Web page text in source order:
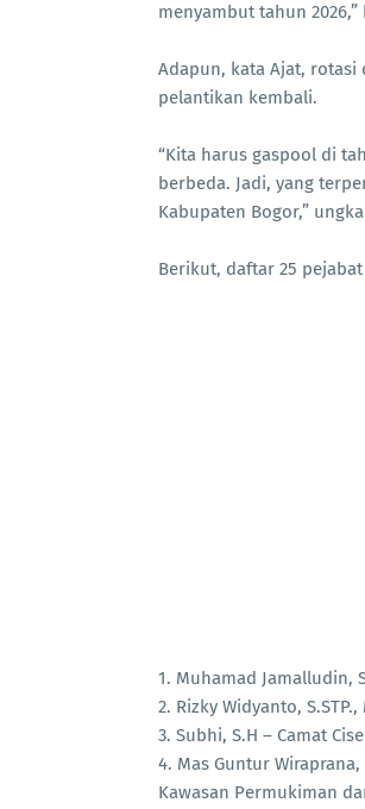
menyambut tahun 2026,”
Adapun, kata Ajat,
pelantikan kembali.
“Kita harus gaspool di
berbeda. Jadi, yang
Kabupaten Bogor,”
Berikut, daftar 25
1. Muhamad Jamalludin,
2. Rizky Widyanto,
3. Subhi, S.H – Camat
4. Mas Guntur
Kawasan Permukiman